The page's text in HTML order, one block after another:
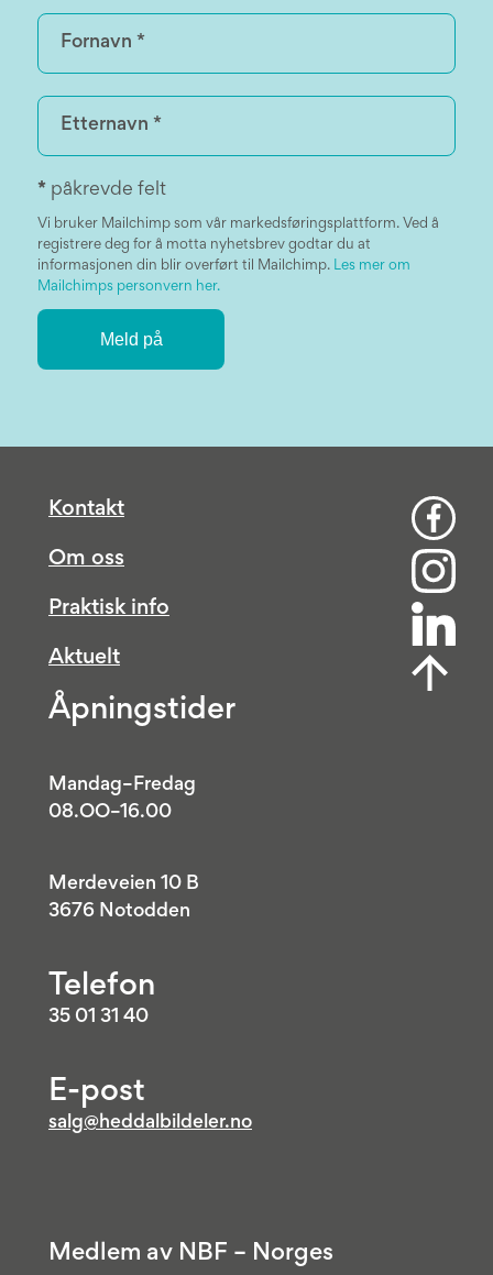
* påkrevde felt
Vi bruker Mailchimp som vår markedsføringsplattform. Ved å
registrere deg for å motta nyhetsbrev godtar du at
informasjonen din blir overført til Mailchimp. Les mer om
Mailchimps personvern her.
Kontakt
Om oss
Praktisk info
Aktuelt
Åpningstider
Mandag–Fredag
08.OO–16.00
Merdeveien 10 B
3676 Notodden
Telefon
35 01 31 40
E-post
salg@heddalbildeler.no
Medlem av NBF – Norges